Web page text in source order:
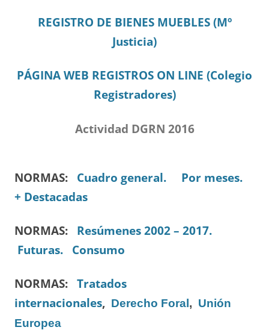
REGISTRO DE BIENES MUEBLES (Mº
Justicia)
PÁGINA WEB REGISTROS ON LINE (Colegio
Registradores)
Actividad DGRN 2016
NORMAS: Cuadro general.
Por meses.
+ Destacadas
NORMAS: Resúmenes 2002 – 2017.
Futuras.
Consumo
NORMAS: Tratados
internacionales, Derecho Foral, Unión
Europea